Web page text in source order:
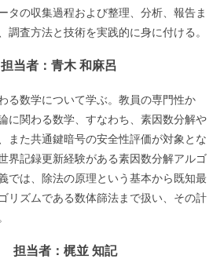
タの収集過程および整理、分析、報告ま
調査方法と技術を実践的に身に付ける。
者：青木 和麻呂
る数学について学ぶ。教員の専門性か
に関わる数学、すなわち、素因数分解や
また共通鍵暗号の安全性評価が対象とな
界記録更新経験がある素因数分解アルゴ
では、除法の原理という基本から既知最
リズムである数体篩法まで扱い、その計
当者：梶並 知記